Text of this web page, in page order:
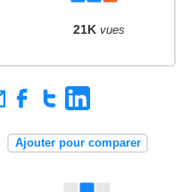
21K vues
Ajouter pour comparer